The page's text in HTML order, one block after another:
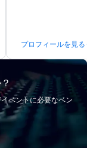
プロフィールを見る
ベントに必要なベン